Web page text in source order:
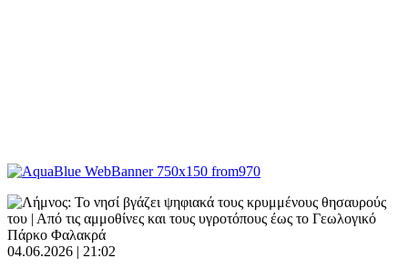
04.06.2026 | 21:02